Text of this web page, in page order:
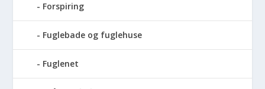
Forspiring
Fuglebade og fuglehuse
Fuglenet